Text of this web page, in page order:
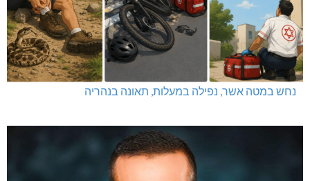
נחש במטה אשר, נפילה במעלות, תאונה בנהריה